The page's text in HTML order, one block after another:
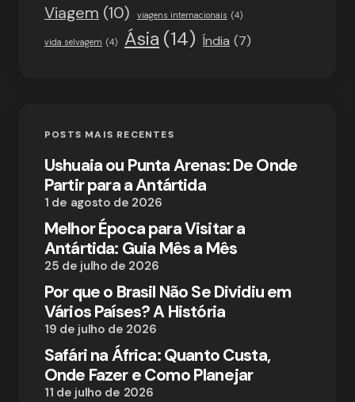
Viagem (10) viagens internacionais (4)
vida selvagem (4) Ásia (14) Índia (7)
POSTS MAIS RECENTES
Ushuaia ou Punta Arenas: De Onde
Partir para a Antártida
1 de agosto de 2026
Melhor Época para Visitar a
Antártida: Guia Mês a Mês
25 de julho de 2026
Por que o Brasil Não Se Dividiu em
Vários Países? A História
19 de julho de 2026
Safári na África: Quanto Custa,
Onde Fazer e Como Planejar
11 de julho de 2026